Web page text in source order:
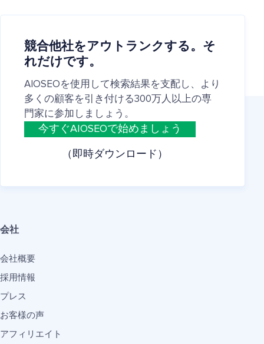
競合他社をアウトランクする。そ
れだけです。
AIOSEOを使用して検索結果を支配し、より
多くの顧客を引き付ける300万人以上の専
門家に参加しましょう。
今すぐAIOSEOで始めましょう
（即時ダウンロード）
会社
会社概要
採用情報
プレス
お客様の声
アフィリエイト